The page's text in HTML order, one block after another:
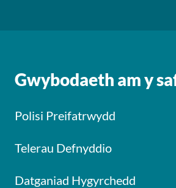
Gwybodaeth am y
Polisi Preifatrwydd
Telerau Defnyddio
Datganiad Hygyrchedd